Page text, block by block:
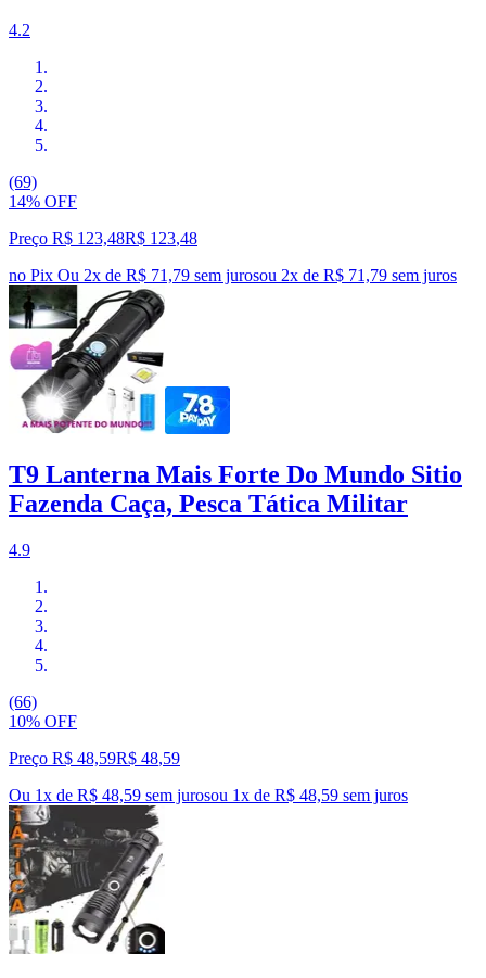
4.2
(69)
14% OFF
Preço R$ 123,48R$ 123,48
no Pix Ou 2x de R$ 71,79 sem jurosou 2x de R$ 71,79 sem juros
T9 Lanterna Mais Forte Do Mundo Sitio
Fazenda Caça, Pesca Tática Militar
4.9
(66)
10% OFF
Preço R$ 48,59R$ 48,59
Ou 1x de R$ 48,59 sem jurosou 1x de R$ 48,59 sem juros